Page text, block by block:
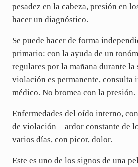
pesadez en la cabeza, presión en
hacer un diagnóstico.
Se puede hacer de forma
primario: con la ayuda de un
regulares por la mañana durante la
violación es permanente, consulta
médico. No bromea con la presión.
Enfermedades del oído interno,
de violación – ardor constante de
varios días, con picor, dolor.
Este es uno de los signos de una